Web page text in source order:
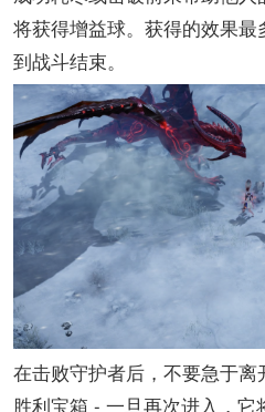
将获得增益球。获得的效果
到战斗结束。
在击败守护者后，不要急于
胜利宝箱 - 一旦再次进入，它